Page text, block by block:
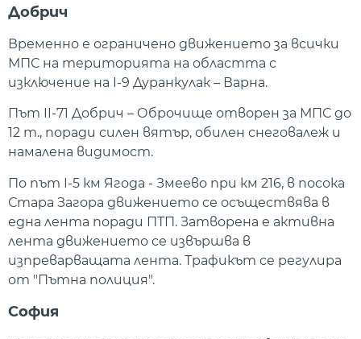
Добрич
Временно е ограничено движението за всички
МПС на територията на областта с
изключение на I-9 Дуранкулак – Варна.
Път II-71 Добрич – Оброчище отворен за МПС до
12 т., поради силен вятър, обилен снеговалеж и
намалена видимост.
По път I-5 км Ягода - Змеево при км 216, в посока
Стара Загора движението се осъществява в
една лента поради ПТП. Затворена е активна
лента движението се извършва в
изпреварващата лента. Трафикът се регулира
от "Пътна полиция".
София